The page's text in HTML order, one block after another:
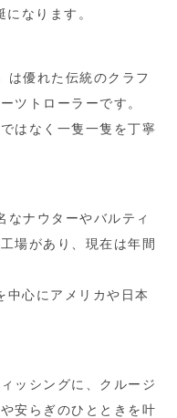
なります。
は優れた伝統のクラフ
ツトローラーです。
はなく一隻一隻を丁寧
なナウターやバルティ
場があり、現在は年間
心にアメリカや日本
ッシングに、クルージ
安らぎのひとときを叶